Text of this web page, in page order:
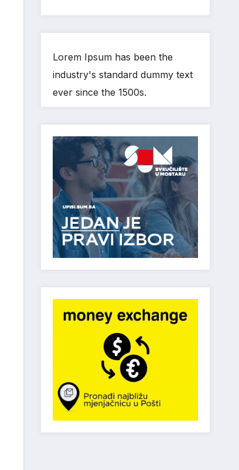
Lorem Ipsum has been the
industry's standard dummy text
ever since the 1500s.